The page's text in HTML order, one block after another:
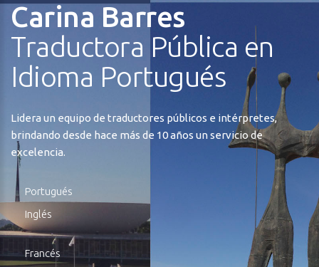
Carina Barres
Traductora Pública en
Idioma Portugués
Lidera un equipo de traductores públicos e intérpretes,
brindando desde hace más de 10 años un servicio de
excelencia.
Portugués
Inglés
Francés